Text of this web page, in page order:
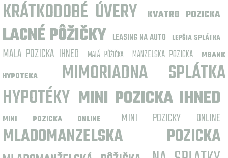
KRÁTKODOBÉ ÚVERY KVATRO POZICKA
LACNÉ PÔŽIČKY LEASING NA AUTO LEPŠIA SPLÁTKA
MALA POZICKA IHNED MALÁ PÔŽIČKA MANZELSKA POZICKA
MBANK
HYPOTEKA
MIMORIADNA SPLÁTKA
HYPOTÉKY MINI POZICKA IHNED
MINI POZICKA ONLINE MINI POZICKY ONLINE
MLADOMANZELSKA POZICKA